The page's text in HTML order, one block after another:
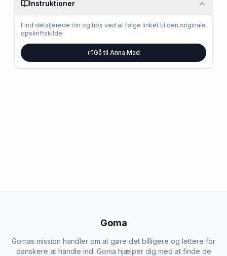
Instruktioner
Find detaljerede trin og tips ved at følge linket til den originale
opskriftskilde.
Gå til Anna Mad
Goma
Gomas mission handler om at gøre det billigere og lettere for
danskere at handle ind. Goma hjælper dig med at finde de